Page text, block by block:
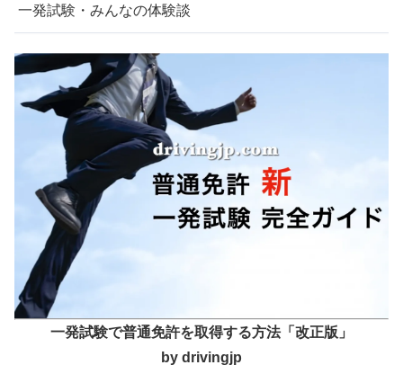
一発試験・みんなの体験談
一発試験で普通免許を取得する方法「改正版」
by drivingjp